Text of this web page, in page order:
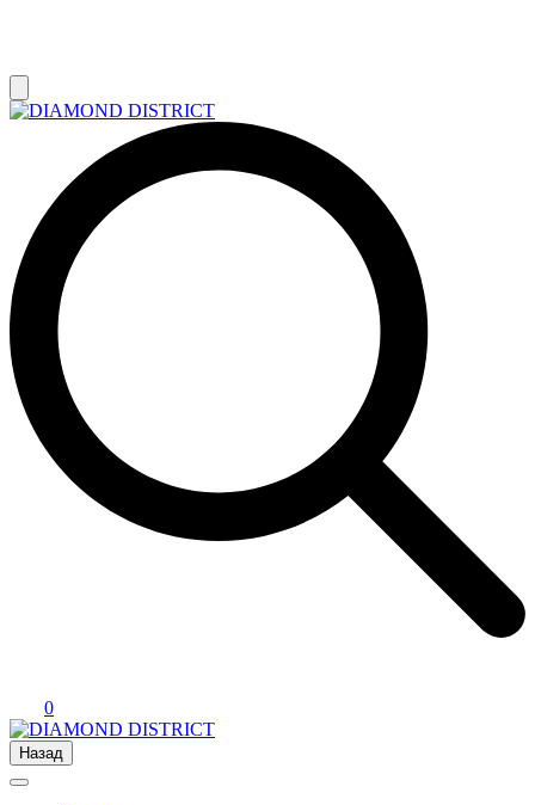
0
Назад